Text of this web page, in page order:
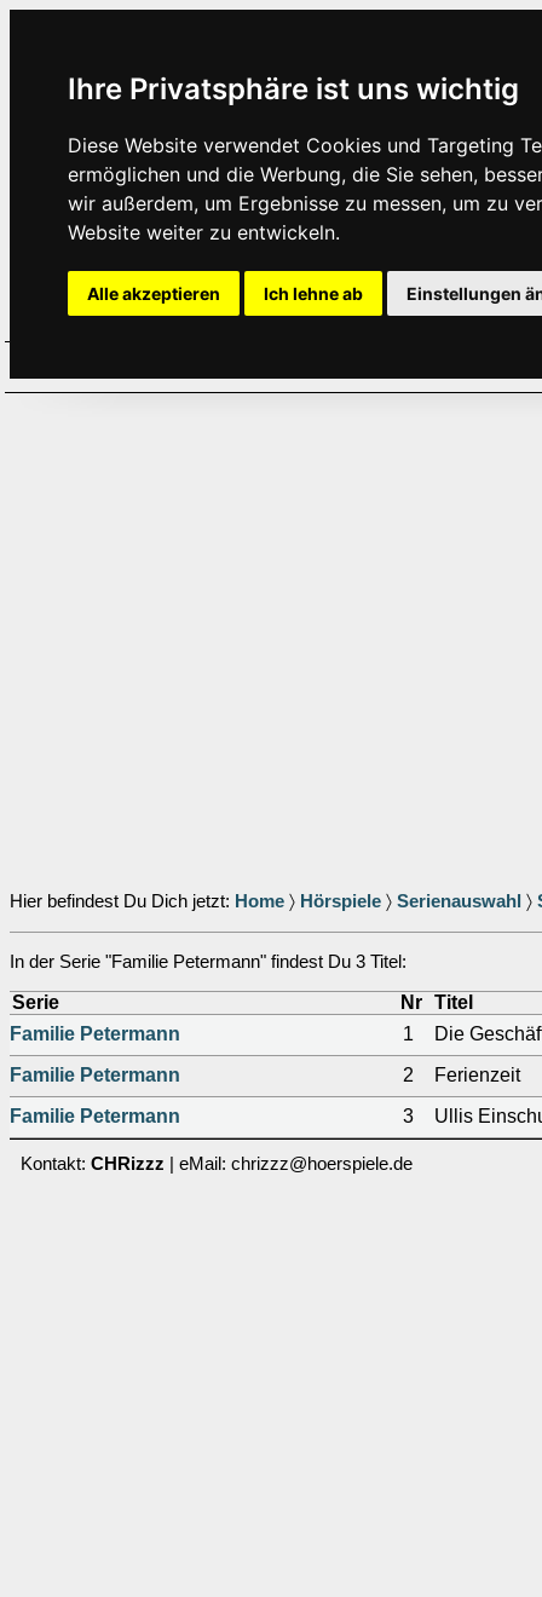
Ihre Privatsphäre ist uns wichtig
Diese Website verwendet Cookies und Targeting
ermöglichen und die Werbung, die Sie sehen,
wir außerdem, um Ergebnisse zu messen, um zu
Website weiter zu entwickeln.
Alle akzeptieren Ich lehne ab Einstellungen
Hier befindest Du Dich jetzt: Home 〉 Hörspiele 〉 Serienauswahl 〉
In der Serie "Familie Petermann" findest Du 3 Titel:
Serie Nr
Titel
Familie Petermann
1
Die
Familie Petermann
2
Ferienzeit
Familie Petermann
3 Ullis
Kontakt: CHRizzz | eMail: chrizzz@hoerspiele.de